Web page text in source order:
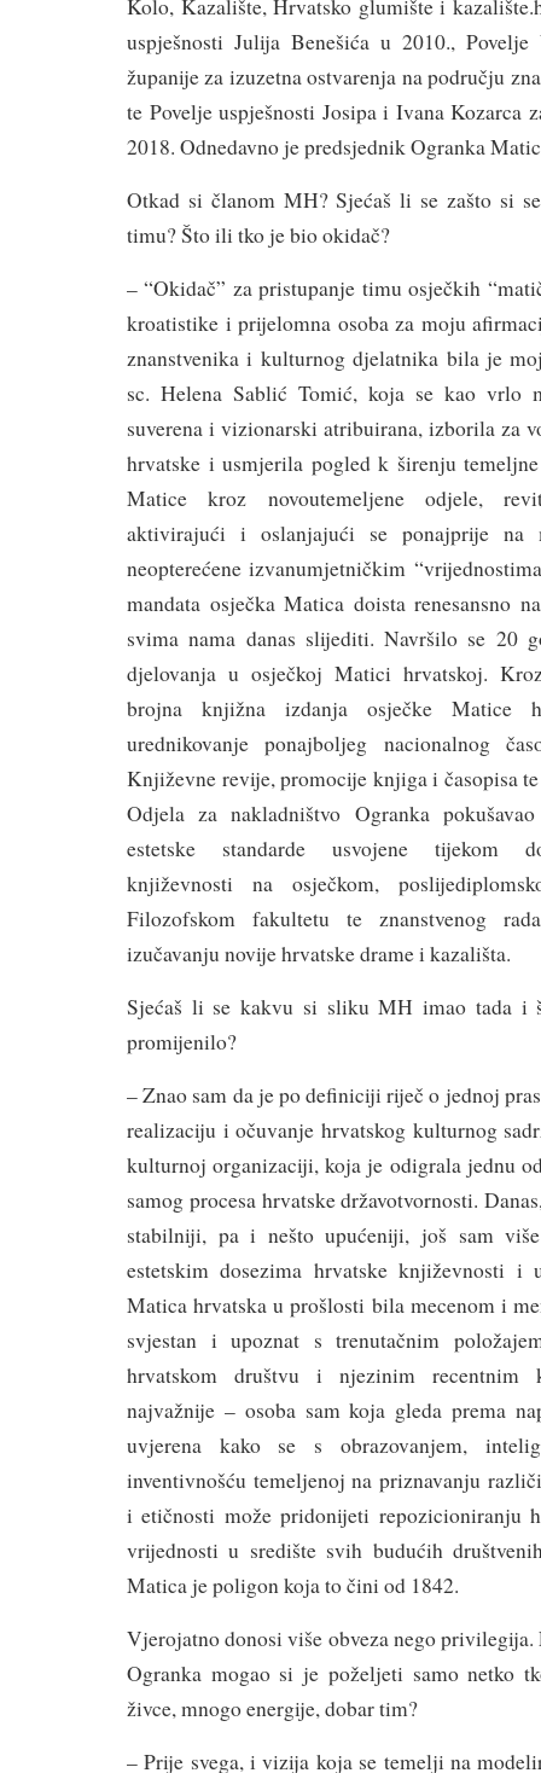
Kolo, Kazalište, Hrvatsko glumište i
uspješnosti Julija Benešića u 2010., Povelje
županije za izuzetna ostvarenja na području
te Povelje uspješnosti Josipa i Ivana Kozarca
2018. Odnedavno je predsjednik Ogranka
Otkad si članom MH? Sjećaš li se zašto si
timu? Što ili tko je bio okidač?
– “Okidač” za pristupanje timu osječkih
kroatistike i prijelomna osoba za moju
znanstvenika i kulturnog djelatnika bila je
sc. Helena Sablić Tomić, koja se kao vrlo
suverena i vizionarski atribuirana, izborila za
hrvatske i usmjerila pogled k širenju
Matice kroz novoutemeljene odjele,
aktivirajući i oslanjajući se ponajprije na
neopterećene izvanumjetničkim
mandata osječka Matica doista renesansno
svima nama danas slijediti. Navršilo se 20
djelovanja u osječkoj Matici hrvatskoj.
brojna knjižna izdanja osječke Matice
urednikovanje ponajboljeg nacionalnog
Književne revije, promocije knjiga i časopisa
Odjela za nakladništvo Ogranka
estetske standarde usvojene tijekom
književnosti na osječkom,
Filozofskom fakultetu te znanstvenog
izučavanju novije hrvatske drame i kazališta.
Sjećaš li se kakvu si sliku MH imao tada i
promijenilo?
– Znao sam da je po definiciji riječ o jednoj
realizaciju i očuvanje hrvatskog kulturnog
kulturnoj organizaciji, koja je odigrala jednu
samog procesa hrvatske državotvornosti.
stabilniji, pa i nešto upućeniji, još sam
estetskim dosezima hrvatske književnosti i
Matica hrvatska u prošlosti bila mecenom i
svjestan i upoznat s trenutačnim
hrvatskom društvu i njezinim recentnim
najvažnije – osoba sam koja gleda prema
uvjerena kako se s obrazovanjem,
inventivnošću temeljenoj na priznavanju
i etičnosti može pridonijeti repozicioniranju
vrijednosti u središte svih budućih
Matica je poligon koja to čini od 1842.
Vjerojatno donosi više obveza nego
Ogranka mogao si je poželjeti samo netko
živce, mnogo energije, dobar tim?
– Prije svega, i vizija koja se temelji na